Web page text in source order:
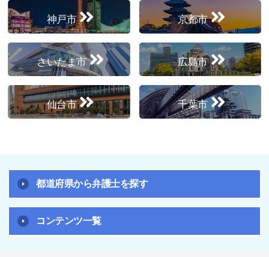
神戸市 京都市
さいたま市 広島市
仙台市 千葉市
都道府県から弁護士を探す
コンテンツ一覧